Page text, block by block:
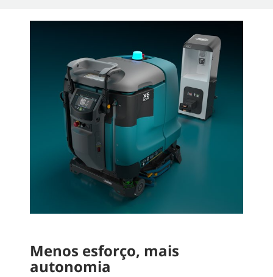
Menos esforço, mais
autonomia